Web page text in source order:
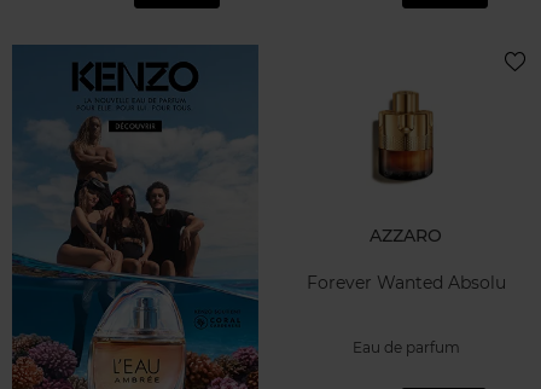
AZZARO
Forever Wanted Absolu
Eau de parfum